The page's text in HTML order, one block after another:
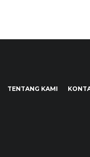
TENTANG KAMI